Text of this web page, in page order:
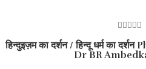
out
of
5
हिन्दुइज़म का दर्शन / हिन्दू धर्म का
Dr BR